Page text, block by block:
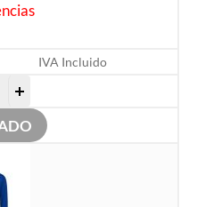
IVA Incluido